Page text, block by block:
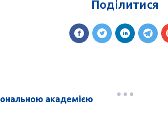
Поділитися
академією